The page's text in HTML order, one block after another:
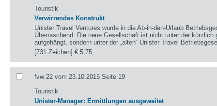
Touristik
Verwirrendes Konstrukt
Unister Travel Ventures wurde in die Ab-in-den-Urlaub
Überraschend: Die neue Gesellschaft ist nicht unter der kürzlich
aufgehängt, sondern unter der „alten“ Unister Travel
[731 Zeichen]€ 5,75
fvw 22 vom 23.10.2015 Seite 19
Touristik
Unister-Manager: Ermittlungen ausgeweitet